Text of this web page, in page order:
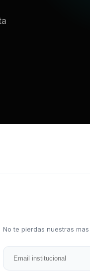
No te pierdas nuestras